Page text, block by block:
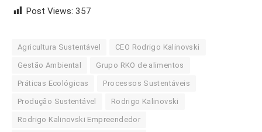
Post Views: 357
Agricultura Sustentável CEO Rodrigo Kalinovski
Gestão Ambiental Grupo RKO de alimentos
Práticas Ecológicas Processos Sustentáveis
Produção Sustentável Rodrigo Kalinovski
Rodrigo Kalinovski Empreendedor